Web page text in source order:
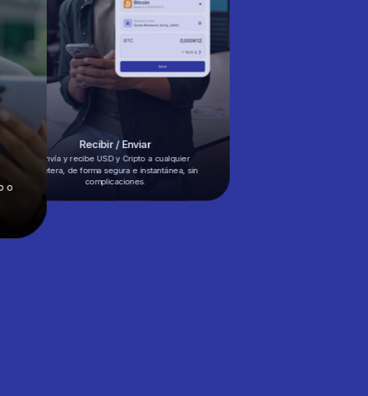
o
Recibir / Enviar
Envía y recibe USD y Cripto a cualquier
billetera, de forma segura e instantánea, sin
complicaciones.